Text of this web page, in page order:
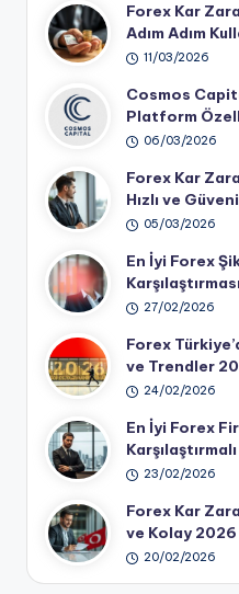
Forex Kar
Adım Adım
11/03/2026
Cosmos
Platform
06/03/2026
Forex Kar
Hızlı ve
05/03/2026
En İyi Forex
27/02/2026
Forex
ve Trendler
24/02/2026
En İyi Forex
23/02/2026
Forex Kar
ve Kolay 2026
20/02/2026